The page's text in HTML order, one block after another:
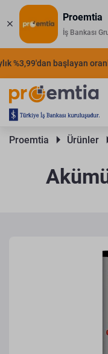
Proemtia
İş Bankası
%3,99'dan başlayan
Proemtia Ürünler